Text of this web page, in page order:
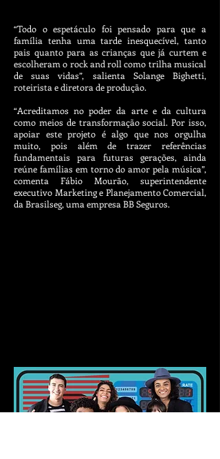
“Todo o espetáculo foi pensado para que a
família tenha uma tarde inesquecível, tanto
pais quanto para as crianças que já curtem e
escolheram o rock and roll como trilha musical
de suas vidas”, salienta Solange Bighetti,
roteirista e diretora de produção.
“Acreditamos no poder da arte e da cultura
como meios de transformação social. Por isso,
apoiar este projeto é algo que nos orgulha
muito, pois além de trazer referências
fundamentais para futuras gerações, ainda
reúne famílias em torno do amor pela música”,
comenta Fábio Mourão, superintendente
executivo Marketing e Planejamento Comercial,
da Brasilseg, uma empresa BB Seguros.